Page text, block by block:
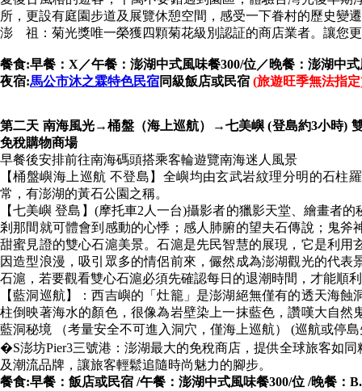
所，更設有庭園步道及展覽休憩空間，感受一下眷村的歷史變
澎 祖：菊光獎唯一榮獲四顆菊花級別認証的商店業者。讓您
餐食:早餐：X／午餐：澎湖中式風味餐300/位／晚餐：澎湖中式
夜宿:馬公市沐之霖特色民宿同級飯店或民宿 (旅遊旺季無法指
第二天 南海風光→桶盤（海上巡航）→七美嶼 (登島約3小時)
免稅購物商場
早餐後安排前往南海碼頭搭乘客輪遊覽南海迷人風景
【桶盤嶼海上巡航 不登島】全嶼均由玄武岩紋理分明的石柱
常，有澎湖的黃石公園之稱。
【七美嶼 登島】(摩托車2人一台)攝影者的獵影天堂、繪畫者
剎那間就可體會到感動的心悸；感人肺腑的望夫石傳說；鬼
甜蜜見證的雙心石滬美景。石滬是先民智慧的展現，它是利
因造型浪漫，吸引眾多的情侶前來，儼然成為澎湖觀光的代
石滬，若要觀看雙心石滬必須先確認每日的退潮時間，才能順
【藍洞巡航】：西吉嶼的「灶籠」是澎湖絕無僅有的透天海
柱倒映著海水的顏色，很像為岩壁染上一抹藍色，讚嘆大自
藍洞秘境 （考量安全不可進入洞穴，僅海上巡航） (巡航或停
�S澎坊Pier3三號港：澎湖最大的免稅商店，提供全球旅客如
及潮流品牌，讓旅客輕鬆追隨時尚魅力的腳步。
餐食:早餐：飯店或民宿 /午餐：澎湖中式風味餐300/位 /晚餐：